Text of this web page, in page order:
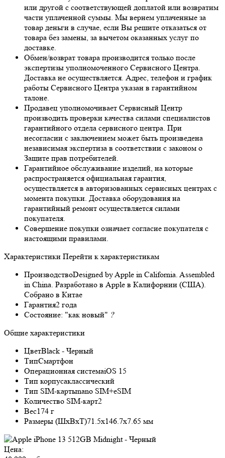
или другой с соответствующей доплатой или возвратим
части уплаченной суммы. Мы вернем уплаченные за
товар деньги в случае, если Вы решите отказаться от
товара без замены, за вычетом оказанных услуг по
доставке.
Обмен/возврат товара производится только после
экспертизы уполномоченного Сервисного Центра.
Доставка не осуществляется. Адрес, телефон и график
работы Сервисного Центра указан в гарантийном
талоне.
Продавец уполномочивает Сервисный Центр
производить проверки качества силами специалистов
гарантийного отдела сервисного центра. При
несогласии с заключением может быть произведена
независимая экспертиза в соответствии с законом о
Защите прав потребителей.
Гарантийное обслуживание изделий, на которые
распространяется официальная гарантия,
осуществляется в авторизованных сервисных центрах с
момента покупки. Доставка оборудования на
гарантийный ремонт осуществляется силами
покупателя.
Совершение покупки означает согласие покупателя с
настоящими правилами.
Характеристики Перейти к характеристикам
ПроизводствоDesigned by Apple in California. Assembled
in China. Разработано в Apple в Калифорнии (США).
Собрано в Китае
Гарантия2 года
Состояние: "как новый" ?
Общие характеристики
ЦветBlack - Черный
ТипСмартфон
Операционная системаiOS 15
Тип корпусаклассический
Тип SIM-картыnano SIM+eSIM
Количество SIM-карт2
Вес174 г
Размеры (ШxВxТ)71.5x146.7x7.65 мм
Цена: